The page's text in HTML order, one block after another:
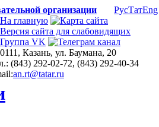
организации РусТатEng
Казань, ул. Баумана, 20
(843) 292-02-72, (843) 292-40-34
an.rt@tatar.ru